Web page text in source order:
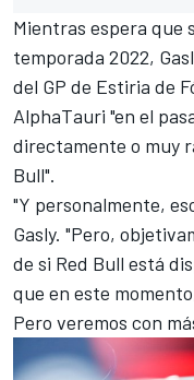
Mientras espera que
temporada 2022,
del GP de Estiria de
AlphaTauri "en el
directamente o muy
Bull".
"Y personalmente,
Gasly. "Pero,
de si Red Bull está
que en este
Pero veremos con